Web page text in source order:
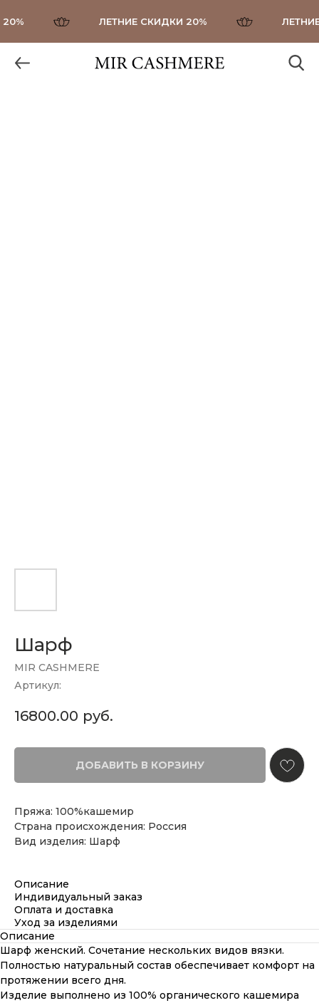
ЛЕТНИЕ СКИДКИ 20% ЛЕТНИЕ
Шарф
MIR CASHMERE
Артикул:
16800.00 руб.
ДОБАВИТЬ В КОРЗИНУ
Пряжа: 100%кашемир
Страна происхождения: Россия
Вид изделия: Шарф
Описание
Индивидуальный заказ
Оплата и доставка
Уход за изделиями
Описание
Шарф женский. Сочетание нескольких видов вязки.
Полностью натуральный состав обеспечивает комфорт на
протяжении всего дня.
Изделие выполнено из 100% органического кашемира